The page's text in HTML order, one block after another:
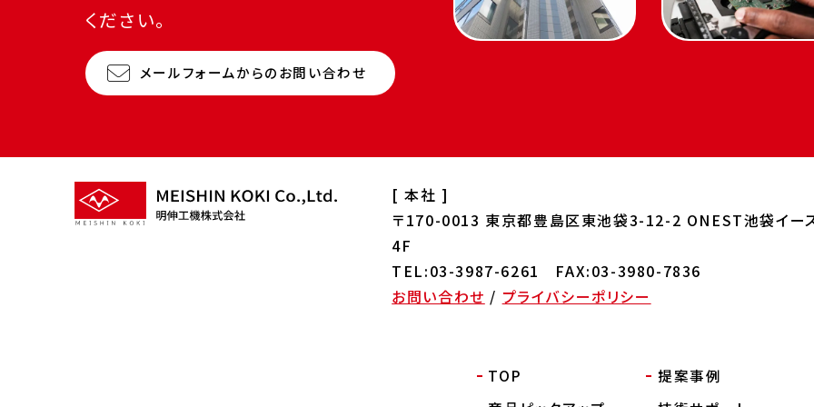
ください。
メールフォームからのお問い合わせ
[ 本社 ]
〒170-0013 東京都豊島区東池袋3-12-2 ONEST池袋イー
4F
TEL:03-3987-6261 FAX:03-3980-7836
お問い合わせ / プライバシーポリシー
TOP
提案事例